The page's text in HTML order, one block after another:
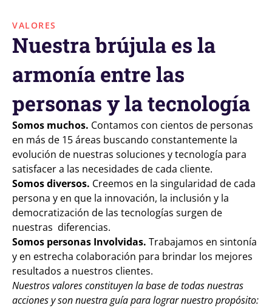
VALORES
Nuestra brújula es la
armonía entre las
personas y la tecnología
Somos muchos. Contamos con cientos de personas
en más de 15 áreas buscando constantemente la
evolución de nuestras soluciones y tecnología para
satisfacer a las necesidades de cada cliente.
Somos diversos. Creemos en la singularidad de cada
persona y en que la innovación, la inclusión y la
democratización de las tecnologías surgen de
nuestras diferencias.
Somos personas Involvidas. Trabajamos en sintonía
y en estrecha colaboración para brindar los mejores
resultados a nuestros clientes.
Nuestros valores constituyen la base de todas nuestras
acciones y son nuestra guía para lograr nuestro propósito: